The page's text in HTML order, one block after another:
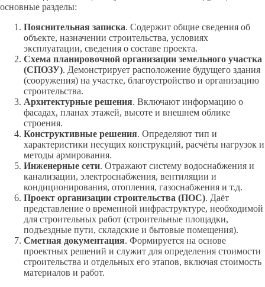
основные разделы:
Пояснительная записка. Содержит общие сведения об
объекте, назначении строительства, условиях
эксплуатации, сведения о составе проекта.
Схема планировочной организации земельного участка
(СПОЗУ). Демонстрирует расположение будущего здания
(сооружения) на участке, благоустройство и организацию
строительства.
Архитектурные решения. Включают информацию о
фасадах, планах этажей, высоте и внешнем облике
строения.
Конструктивные решения. Определяют тип и
характеристики несущих конструкций, расчёты нагрузок и
методы армирования.
Инженерные сети. Отражают систему водоснабжения и
канализации, электроснабжения, вентиляции и
кондиционирования, отопления, газоснабжения и т.д.
Проект организации строительства (ПОС). Даёт
представление о временной инфраструктуре, необходимой
для строительных работ (строительные площадки,
подъездные пути, складские и бытовые помещения).
Сметная документация. Формируется на основе
проектных решений и служит для определения стоимости
строительства и отдельных его этапов, включая стоимость
материалов и работ.